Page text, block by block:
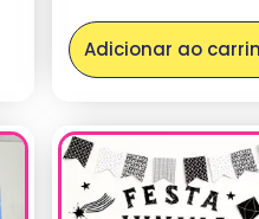
Adicionar ao